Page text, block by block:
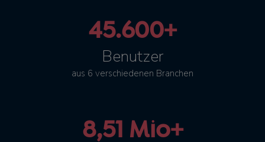
45.600+
Benutzer
aus 6 verschiedenen Branchen
8,51 Mio+